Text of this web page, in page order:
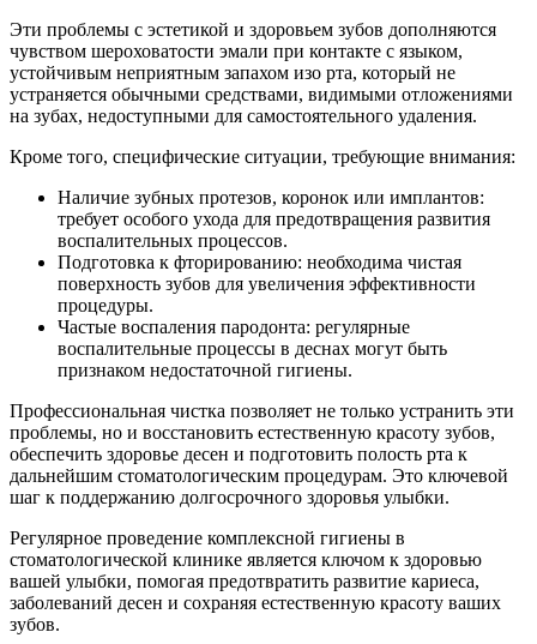
Эти проблемы с эстетикой и здоровьем зубов дополняются
чувством шероховатости эмали при контакте с языком,
устойчивым неприятным запахом изо рта, который не
устраняется обычными средствами, видимыми отложениями
на зубах, недоступными для самостоятельного удаления.
Кроме того, специфические ситуации, требующие внимания:
Наличие зубных протезов, коронок или имплантов:
требует особого ухода для предотвращения развития
воспалительных процессов.
Подготовка к фторированию: необходима чистая
поверхность зубов для увеличения эффективности
процедуры.
Частые воспаления пародонта: регулярные
воспалительные процессы в деснах могут быть
признаком недостаточной гигиены.
Профессиональная чистка позволяет не только устранить эти
проблемы, но и восстановить естественную красоту зубов,
обеспечить здоровье десен и подготовить полость рта к
дальнейшим стоматологическим процедурам. Это ключевой
шаг к поддержанию долгосрочного здоровья улыбки.
Регулярное проведение комплексной гигиены в
стоматологической клинике является ключом к здоровью
вашей улыбки, помогая предотвратить развитие кариеса,
заболеваний десен и сохраняя естественную красоту ваших
зубов.